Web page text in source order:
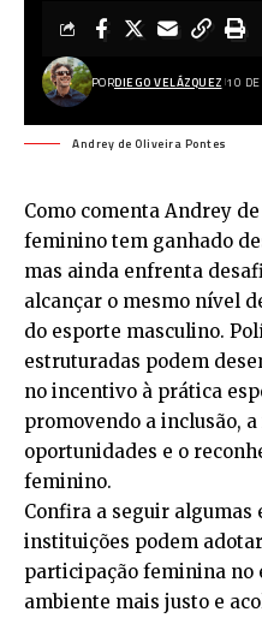
PORDIEGO VELÁZQUEZ 10
Andrey de Oliveira Pontes
Como comenta Andrey
feminino tem ganhado
mas ainda enfrenta
alcançar o mesmo nível
do esporte masculino.
estruturadas podem
no incentivo à prática
promovendo a inclusão,
oportunidades e o
feminino.
Confira a seguir algumas
instituições podem
participação feminina no
ambiente mais justo e